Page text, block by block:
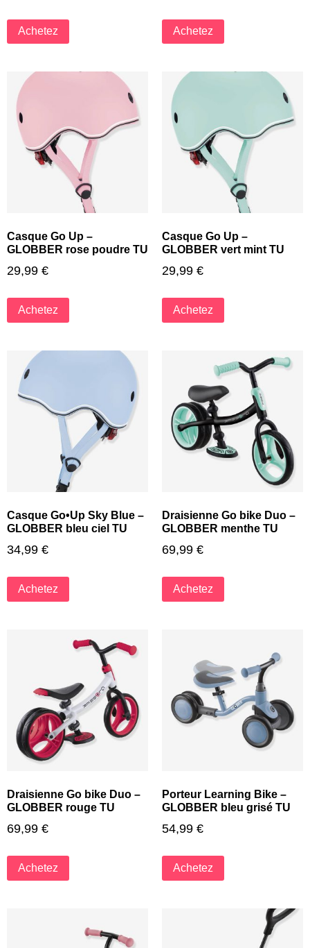
Achetez Achetez
Casque Go Up –
GLOBBER rose poudre TU
29,99 €
Achetez
Casque Go Up –
GLOBBER vert mint TU
29,99 €
Achetez
Casque Go•Up Sky Blue –
GLOBBER bleu ciel TU
34,99 €
Achetez
Draisienne Go bike Duo –
GLOBBER menthe TU
69,99 €
Achetez
Draisienne Go bike Duo –
GLOBBER rouge TU
69,99 €
Achetez
Porteur Learning Bike –
GLOBBER bleu grisé TU
54,99 €
Achetez